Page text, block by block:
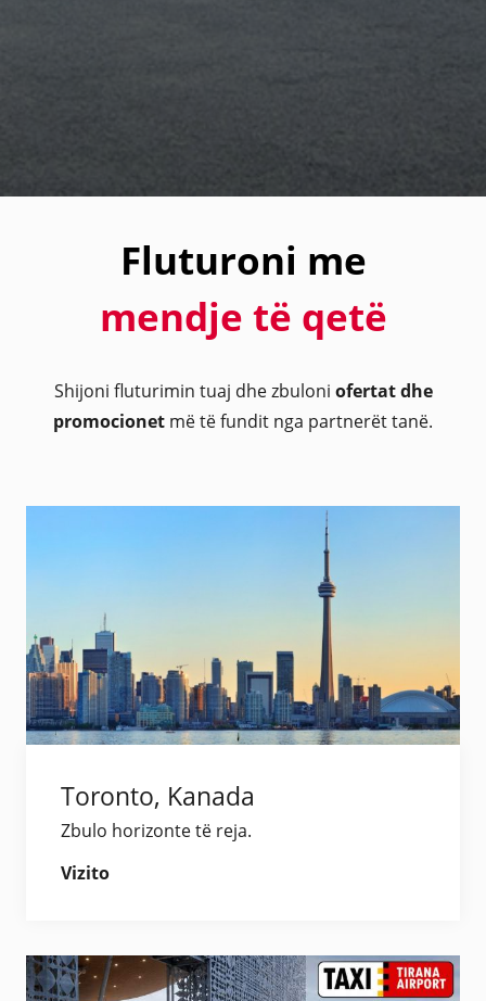
Fluturoni me
mendje të qetë
Shijoni fluturimin tuaj dhe zbuloni ofertat dhe
promocionet më të fundit nga partnerët tanë.
Toronto, Kanada
Zbulo horizonte të reja.
Vizito